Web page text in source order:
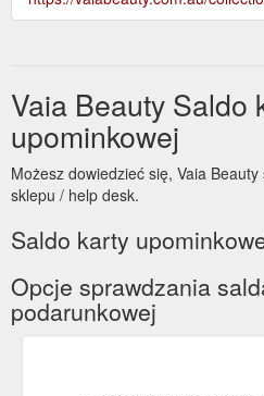
Vaia Beauty Saldo
upominkowej
Możesz dowiedzieć się, Vaia
sklepu / help desk.
Saldo karty
Opcje sprawdzania
podarunkowej